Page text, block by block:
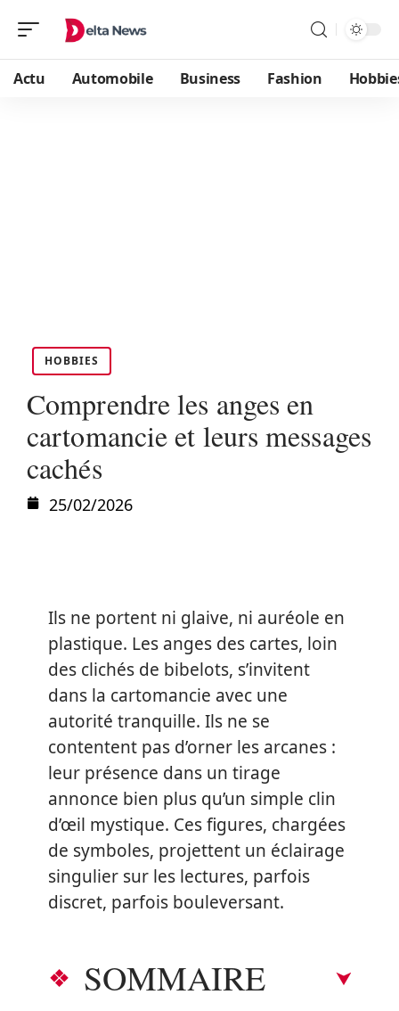
Actu Automobile Business Fashion
HOBBIES
Comprendre les anges en
cartomancie et leurs messages
cachés
25/02/2026
Ils ne portent ni glaive, ni auréole en
plastique. Les anges des cartes, loin
des clichés de bibelots, s’invitent
dans la cartomancie avec une
autorité tranquille. Ils ne se
contentent pas d’orner les arcanes :
leur présence dans un tirage
annonce bien plus qu’un simple clin
d’œil mystique. Ces figures, chargées
de symboles, projettent un éclairage
singulier sur les lectures, parfois
discret, parfois bouleversant.
SOMMAIRE